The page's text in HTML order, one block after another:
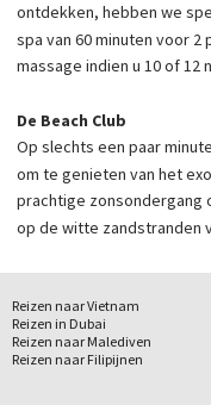
ontdekken, hebben we
spa van 60 minuten voor
massage indien u 10 of 12
De Beach Club
Op slechts een paar
om te genieten van het
prachtige zonsondergang
op de witte zandstranden
Reizen naar Vietnam
Reizen in Dubai
Reizen naar Malediven
Reizen naar Filipijnen